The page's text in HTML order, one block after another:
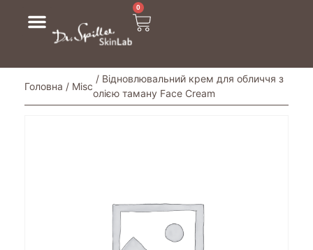
0
Головна / Misc
/ Відновлювальний крем для обличчя з
олією таману Face Cream